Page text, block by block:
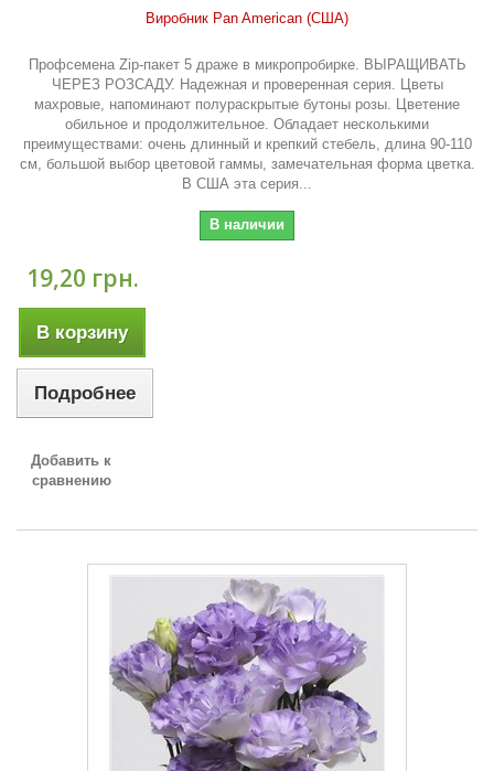
Виробник Pan American (США)
Профсемена Zip-пакет 5 драже в микропробирке. ВЫРАЩИВАТЬ
ЧЕРЕЗ РОЗСАДУ. Надежная и проверенная серия. Цветы
махровые, напоминают полураскрытые бутоны розы. Цветение
обильное и продолжительное. Обладает несколькими
преимуществами: очень длинный и крепкий стебель, длина 90-110
см, большой выбор цветовой гаммы, замечательная форма цветка.
В США эта серия...
В наличии
19,20 грн.
В корзину
Подробнее
Добавить к
сравнению